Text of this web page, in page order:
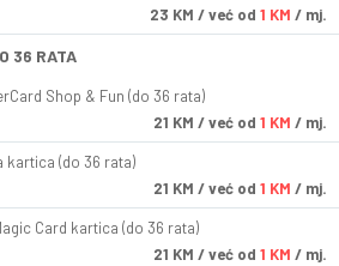
23 KM / već od 1 KM / mj.
36 RATA
Shop & Fun (do 36 rata)
21 KM / već od 1 KM / mj.
kartica (do 36 rata)
21 KM / već od 1 KM / mj.
Card kartica (do 36 rata)
21 KM / već od 1 KM / mj.